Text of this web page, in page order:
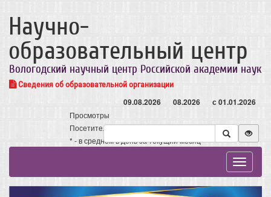
Научно-
образовательный центр
Вологодский научный центр Российской академии наук
Сведения об образовательной организации
09.08.2026 08.2026 с 01.01.2026
Просмотры
Посетители
* - в среднем в день за текущий месяц
Toggle